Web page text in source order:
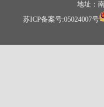
地址：
苏ICP备案号:05024007号